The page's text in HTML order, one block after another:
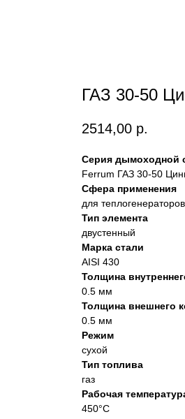
ГАЗ 30-50
2514,00 р.
Серия дымоходной
Ferrum ГАЗ 30-50
Сфера применения
для
Тип элемента
двустенный
Марка стали
AISI 430
Толщина
0.5 мм
Толщина внешнего
0.5 мм
Режим
сухой
Тип топлива
газ
Рабочая
450°С